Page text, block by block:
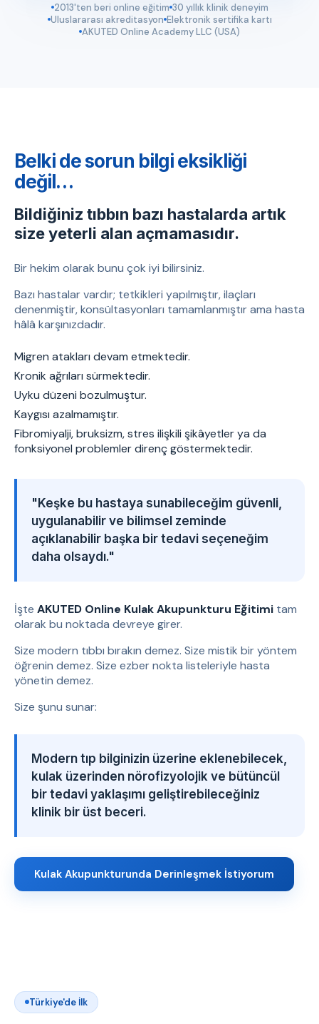
2013'ten beri online eğitim 30 yıllık klinik deneyim
Uluslararası akreditasyon Elektronik sertifika kartı
AKUTED Online Academy LLC (USA)
Belki de sorun bilgi eksikliği
değil…
Bildiğiniz tıbbın bazı hastalarda artık
size yeterli alan açmamasıdır.
Bir hekim olarak bunu çok iyi bilirsiniz.
Bazı hastalar vardır; tetkikleri yapılmıştır, ilaçları
denenmiştir, konsültasyonları tamamlanmıştır ama hasta
hâlâ karşınızdadır.
Migren atakları devam etmektedir.
Kronik ağrıları sürmektedir.
Uyku düzeni bozulmuştur.
Kaygısı azalmamıştır.
Fibromiyalji, bruksizm, stres ilişkili şikâyetler ya da
fonksiyonel problemler direnç göstermektedir.
"Keşke bu hastaya sunabileceğim güvenli,
uygulanabilir ve bilimsel zeminde
açıklanabilir başka bir tedavi seçeneğim
daha olsaydı."
İşte AKUTED Online Kulak Akupunkturu Eğitimi tam
olarak bu noktada devreye girer.
Size modern tıbbı bırakın demez. Size mistik bir yöntem
öğrenin demez. Size ezber nokta listeleriyle hasta
yönetin demez.
Size şunu sunar:
Modern tıp bilginizin üzerine eklenebilecek,
kulak üzerinden nörofizyolojik ve bütüncül
bir tedavi yaklaşımı geliştirebileceğiniz
klinik bir üst beceri.
Kulak Akupunkturunda Derinleşmek İstiyorum
Türkiye'de İlk